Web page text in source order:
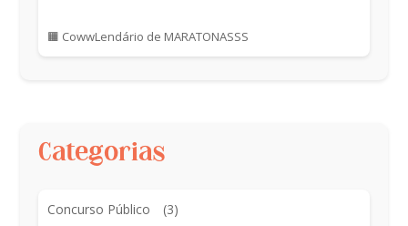
🟧 CowwLendário de MARATONASSS
Categorias
Concurso Público (3)